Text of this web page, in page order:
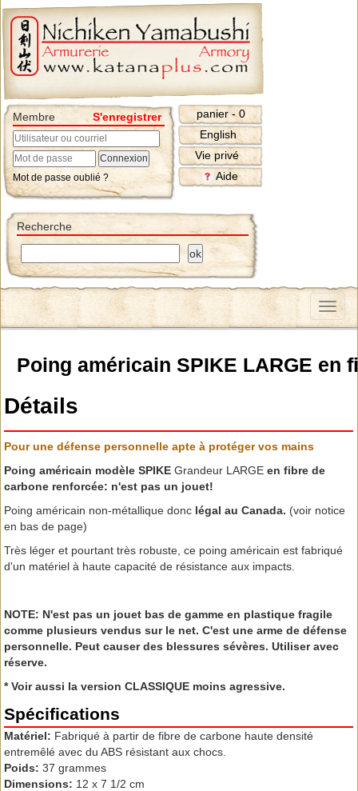
Membre S'enregistrer
Mot de passe oublié ?
panier - 0
English
Vie privé
Aide
Recherche
Menu
Poing américain SPIKE LARGE en
Détails
Pour une défense personnelle apte à protéger vos mains
Poing américain modèle SPIKE Grandeur LARGEen fibre de
carbone renforcée: n'est pas un jouet!
Poing américain non-métallique donc légal au Canada. (voir notice
en bas de page)
Très léger et pourtant très robuste, ce poing américain est fabriqué
d'un matériel à haute capacité de résistance aux impacts.
NOTE: N'est pas un jouet bas de gamme en plastique fragile
comme plusieurs vendus sur le net. C'est une arme de défense
personnelle. Peut causer des blessures sévères. Utiliser avec
réserve.
* Voir aussi la version CLASSIQUE moins agressive.
Spécifications
Matériel: Fabriqué à partir de fibre de carbone haute densité
entremêlé avec du ABS résistant aux chocs.
Poids: 37 grammes
Dimensions: 12 x 7 1/2 cm